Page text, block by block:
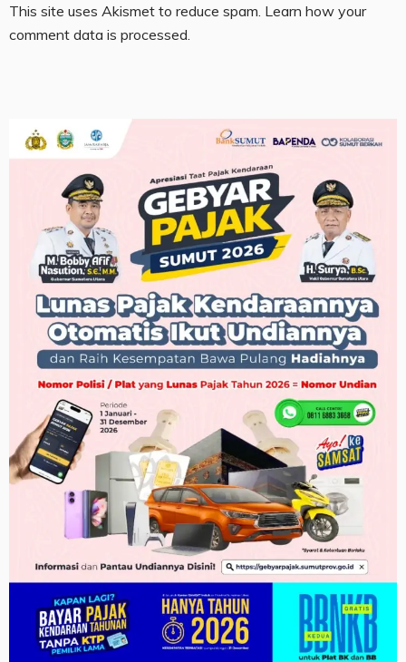
This site uses Akismet to reduce spam. Learn how your
comment data is processed.